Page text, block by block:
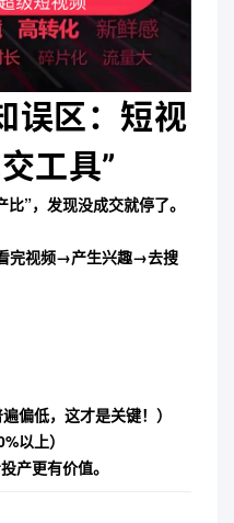
误区：短视
工具”
”，发现没成交就停了。
完视频→产生兴趣→去搜
偏低，这才是关键！）
以上）
产更有价值。